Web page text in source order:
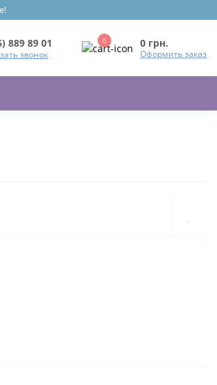
889 89 01
звонок
0 0 грн.
Оформить заказ